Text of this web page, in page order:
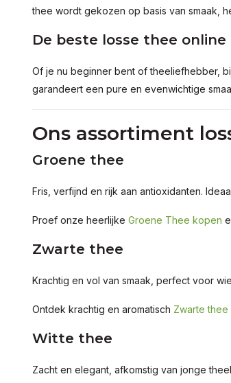
thee wordt gekozen op basis van smaak,
De beste losse thee online
Of je nu beginner bent of theeliefhebber,
garandeert een pure en evenwichtige
Ons assortiment
Groene thee
Fris, verfijnd en rijk aan antioxidanten.
Proef onze heerlijke Groene Thee kopen
Zwarte thee
Krachtig en vol van smaak, perfect voor
Ontdek krachtig en aromatisch Zwarte thee
Witte thee
Zacht en elegant, afkomstig van jonge